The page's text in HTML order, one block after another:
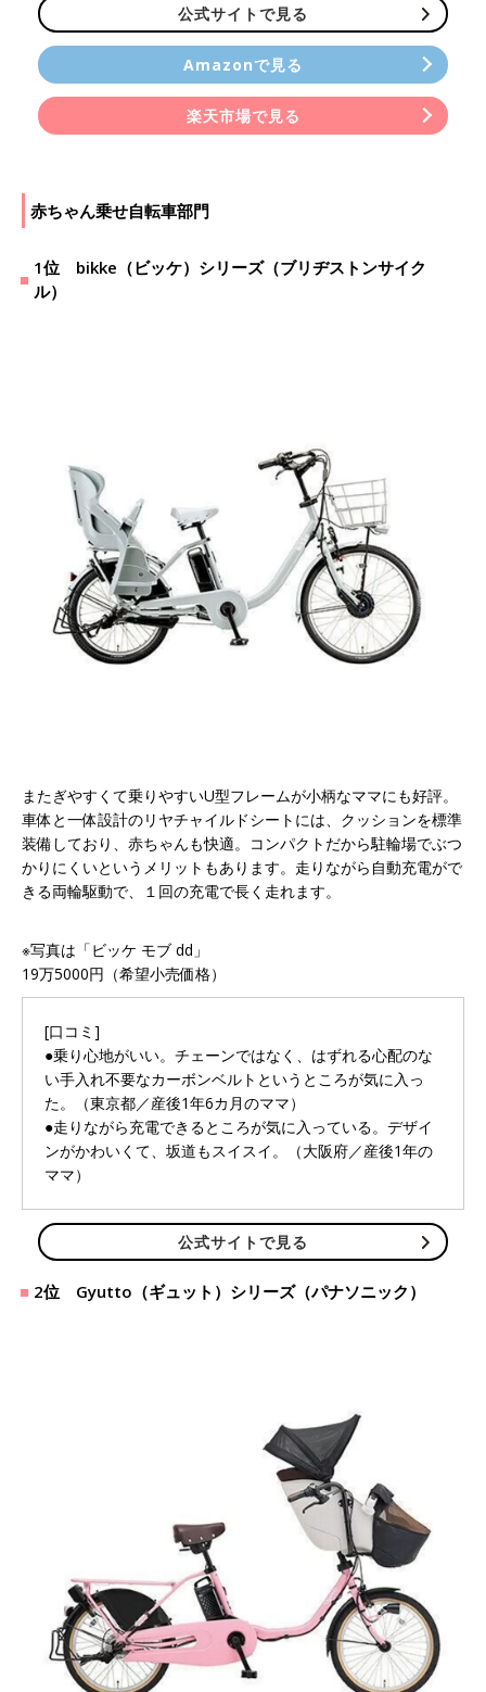
公式サイトで見る
Amazonで見る
楽天市場で見る
赤ちゃん乗せ自転車部門
1位 bikke（ビッケ）シリーズ（ブリヂストンサイク
ル）
またぎやすくて乗りやすいU型フレームが小柄なママにも好評。
車体と一体設計のリヤチャイルドシートには、クッションを標準
装備しており、赤ちゃんも快適。コンパクトだから駐輪場でぶつ
かりにくいというメリットもあります。走りながら自動充電がで
きる両輪駆動で、１回の充電で長く走れます。
※写真は「ビッケ モブ dd」
19万5000円（希望小売価格）
[口コミ]
●乗り心地がいい。チェーンではなく、はずれる心配のな
い手入れ不要なカーボンベルトというところが気に入っ
た。（東京都／産後1年6カ月のママ）
●走りながら充電できるところが気に入っている。デザイ
ンがかわいくて、坂道もスイスイ。（大阪府／産後1年の
ママ）
公式サイトで見る
2位 Gyutto（ギュット）シリーズ（パナソニック）